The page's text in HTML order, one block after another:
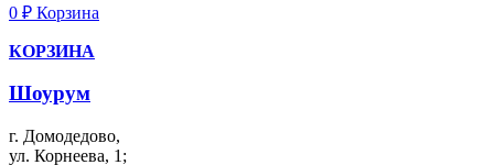
0 ₽ Корзина
КОРЗИНА
Шоурум
г. Домодедово,
ул. Корнеева, 1;